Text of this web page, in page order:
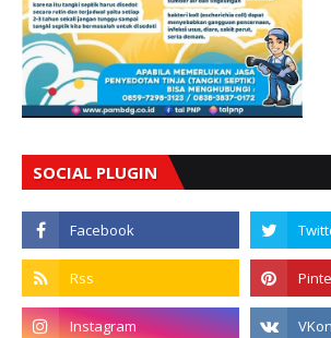
SOCIAL PLUGIN